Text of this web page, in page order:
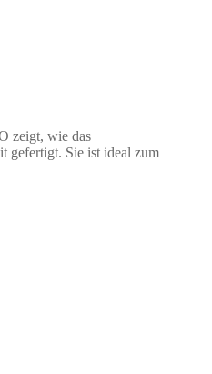
zeigt, wie das
gefertigt. Sie ist ideal zum